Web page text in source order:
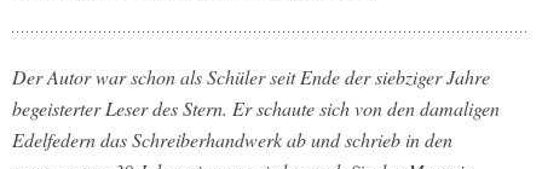
Der Autor war schon als Schüler seit Ende der siebziger Jahre
begeisterter Leser des Stern. Er schaute sich von den damaligen
Edelfedern das Schreiberhandwerk ab und schrieb in den